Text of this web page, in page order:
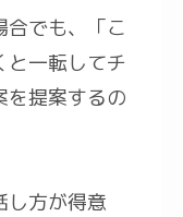
でも、「こ
と一転してチ
を提案するの
し方が得意